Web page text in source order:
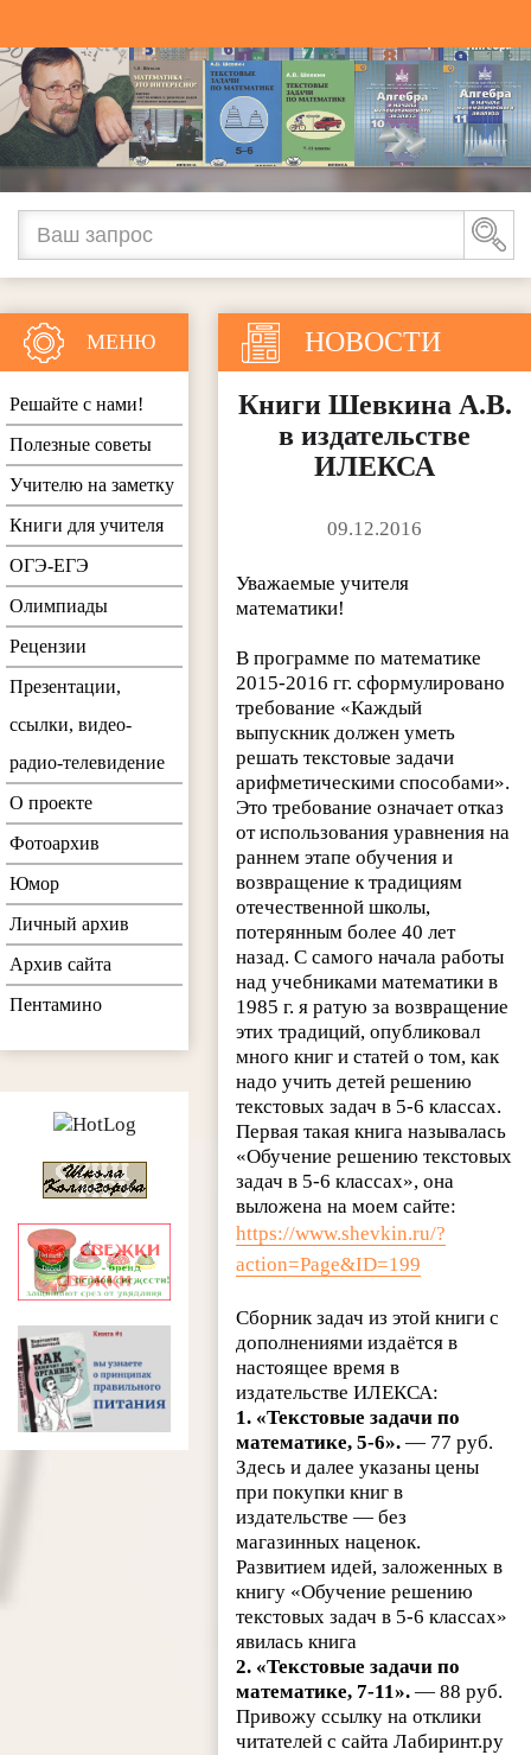
НОВОСТИ
Книги Шевкина А.В.
в издательстве
ИЛЕКСА
09.12.2016
Уважаемые учителя
математики!
В программе по математике
2015-2016 гг. сформулировано
требование «Каждый
выпускник должен уметь
решать текстовые задачи
арифметическими способами».
Это требование означает отказ
от использования уравнения на
раннем этапе обучения и
возвращение к традициям
отечественной школы,
потерянным более 40 лет
назад.С самого начала работы
над учебниками математики в
1985 г. я ратую за возвращение
этих традиций, опубликовал
много книг и статей о том, как
надо учить детей решению
текстовых задач в 5-6 классах.
Первая такая книга называлась
«Обучение решению текстовых
задач в 5-6 классах», она
выложена на моем сайте:
https://www.shevkin.ru/?
action=Page&ID=199
Сборник задач из этой книги с
дополнениями издаётся в
настоящее время в
издательстве ИЛЕКСА:
1. «Текстовые задачи по
математике, 5-6».— 77 руб.
Здесь и далее указаны цены
при покупки книг в
издательстве — без
магазинных наценок.
Развитием идей, заложенных в
книгу «Обучение решению
текстовых задач в 5-6 классах»
явилась книга
2. «Текстовые задачи по
математике, 7-11».— 88 руб.
Привожу ссылку на отклики
читателей с сайта Лабиринт.ру
МЕНЮ
Решайте с нами!
Полезные советы
Учителю на заметку
Книги для учителя
ОГЭ-ЕГЭ
Олимпиады
Рецензии
Презентации,
ссылки, видео-
радио-телевидение
О проекте
Фотоархив
Юмор
Личный архив
Архив сайта
Пентамино